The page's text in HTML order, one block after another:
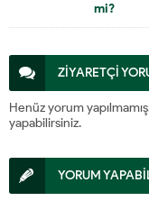
mi?
ZİYARETÇİ
Henüz yorum
yapabilirsiniz.
YORUM